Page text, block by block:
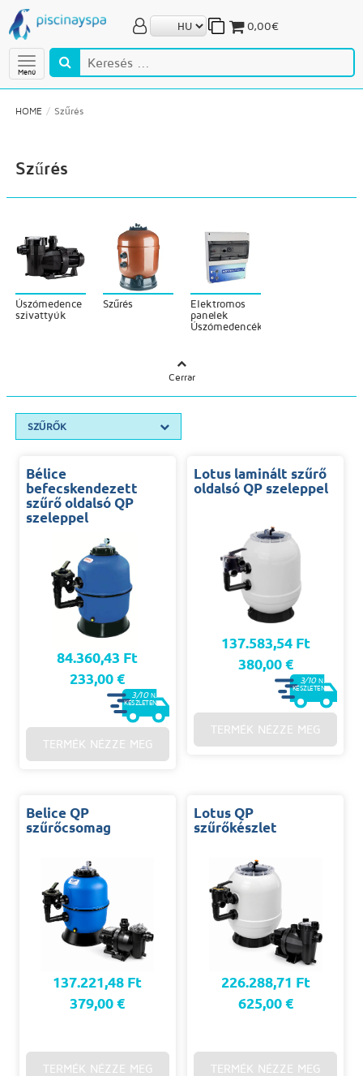
Menú
0,00€
HOME Szűrés
Szűrés
Úszómedence
szivattyúk
Szűrés
Elektromos
panelek
Úszómedencék
Cerrar
SZŰRŐK
Bélice
befecskendezett
szűrő oldalsó QP
szeleppel
84.360,43 Ft
233,00 €
3/10 N.
KÉSZLETEN
TERMÉK NÉZZE MEG
Lotus laminált szűrő
oldalsó QP szeleppel
137.583,54 Ft
380,00 €
3/10N.
KÉSZLETEN
TERMÉK NÉZZE MEG
Belice QP
szűrőcsomag
137.221,48 Ft
379,00 €
TERMÉK NÉZZE MEG
Lotus QP
szűrőkészlet
226.288,71 Ft
625,00 €
TERMÉK NÉZZE MEG